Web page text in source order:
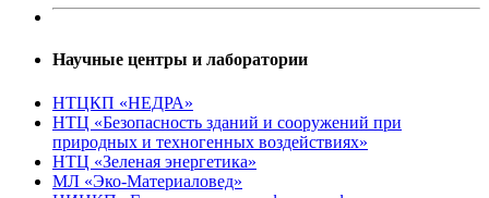
Научные центры и лаборатории
НТЦКП «НЕДРА»
НТЦ «Безопасность зданий и сооружений при
природных и техногенных воздействиях»
НТЦ «Зеленая энергетика»
МЛ «Эко-Материаловед»